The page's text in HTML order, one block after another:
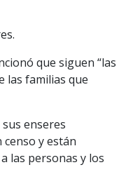
que siguen “las
las familias que
enseres
censo y están
las personas y los